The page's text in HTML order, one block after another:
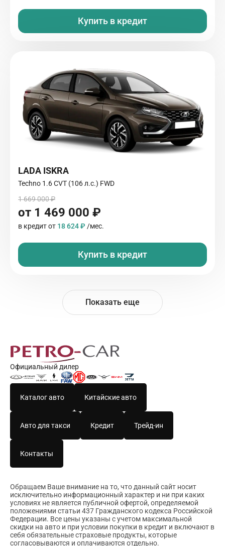
Купить в кредит
LADA ISKRA
Techno 1.6 CVT (106 л.с.) FWD
1 669 000 ₽
от 1 469 000 ₽
в кредит от 18 624 ₽ /мес.
Купить в кредит
Показать еще
Официальный дилер
Каталог авто Китайские авто
Авто для такси Кредит Трейд-ин
Контакты
Обращаем Ваше внимание на то, что данный сайт носит
исключительно информационный характер и ни при каких
условиях не является публичной офертой, определяемой
положениями статьи 437 Гражданского кодекса Российской
Федерации. Все цены указаны с учетом максимальной
скидки на авто и при условии покупки в кредит и включают в
себя обязательные страховые продукты, которые
согласовываются и оплачиваются отдельно.